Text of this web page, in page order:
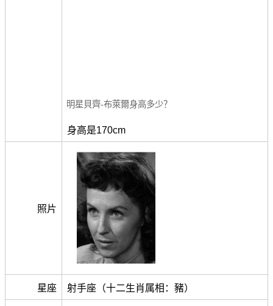
明星貝齊-布萊爾身高多少？
身高是170cm
照片
星座 射手座（十二生肖属相：豬）